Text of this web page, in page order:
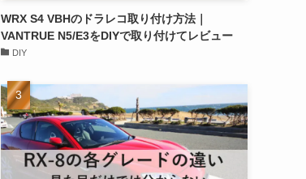
WRX S4 VBHのドラレコ取り付け方法｜
VANTRUE N5/E3をDIYで取り付けてレビュー
DIY